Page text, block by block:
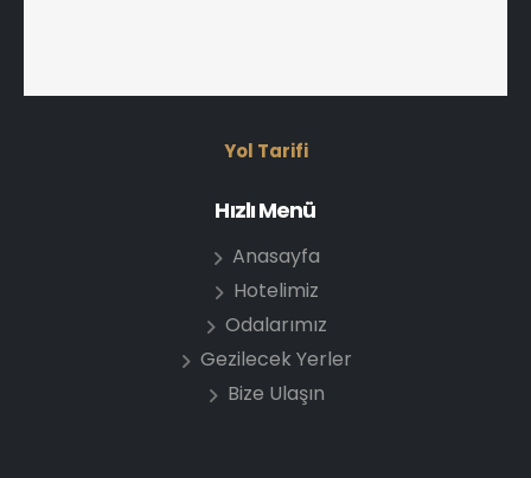
Yol Tarifi
Hızlı Menü
Anasayfa
Hotelimiz
Odalarımız
Gezilecek Yerler
Bize Ulaşın